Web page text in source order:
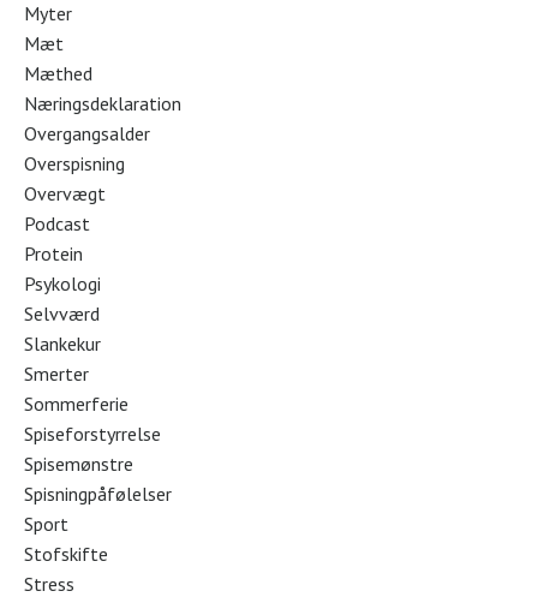
Myter
Mæt
Mæthed
Næringsdeklaration
Overgangsalder
Overspisning
Overvægt
Podcast
Protein
Psykologi
Selvværd
Slankekur
Smerter
Sommerferie
Spiseforstyrrelse
Spisemønstre
Spisningpåfølelser
Sport
Stofskifte
Stress